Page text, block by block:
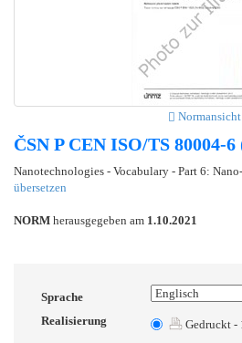
Normansicht
ČSN P CEN ISO/TS 80004-6
Nanotechnologies - Vocabulary - Part 6:
übersetzen
NORM herausgegeben am 1.10.2021
Sprache
Realisierung
Gedruckt -